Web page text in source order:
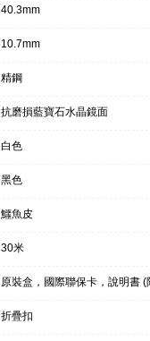
40.3mm
10.7mm
精鋼
抗磨損藍寶石水晶鏡面
白色
黑色
鱷魚皮
30米
原裝盒，國際聯保卡，說明書 (
折疊扣